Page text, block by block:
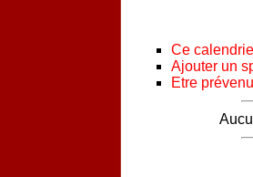
Ce
Ajouter un
Etre